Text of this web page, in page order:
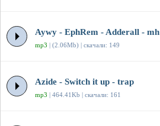
Aywy - EphRem - Adderall - mh
mp3 | (2.06Mb) | скачали: 149
Azide - Switch it up - trap
mp3 | 464.41Kb | скачали: 161